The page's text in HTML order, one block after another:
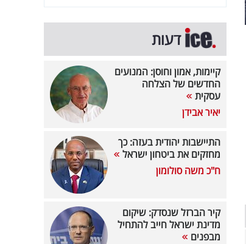
דעות
קיימות, אמון וחוסן: המנועים
החדשים של הצלחה
עסקית
יאיר אבידן
התיישבות יהודית בעזה: כך
מחזקים את ביטחון ישראל
ח"כ משה סולומון
קיר הברזל שנסדק: שיקום
מדינת ישראל חייב להתחיל
מבפנים